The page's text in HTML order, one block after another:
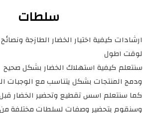
سلطات
ارشادات كيفية اختيار الخضار الطازجة
لوقت اطول
سنتعلم كيفية استهلاك الخضار بشكل صحيح
ودمج المنتجات بشكل يتناسب مع الوجبات
كما سنتعلم اسس تقطيع وتحضير الخضار
وسنقوم بتحضير وصفات لسلطات مختلفة من